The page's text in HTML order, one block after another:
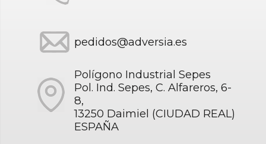
pedidos@adversia.es
Polígono Industrial Sepes
Pol. Ind. Sepes, C. Alfareros, 6-
8,
13250 Daimiel (CIUDAD REAL)
ESPAÑA